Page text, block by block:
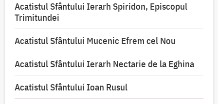
Acatistul Sfântului Ierarh Spiridon, Episcopul
Trimitundei
Acatistul Sfântului Mucenic Efrem cel Nou
Acatistul Sfântului Ierarh Nectarie de la Eghina
Acatistul Sfântului Ioan Rusul